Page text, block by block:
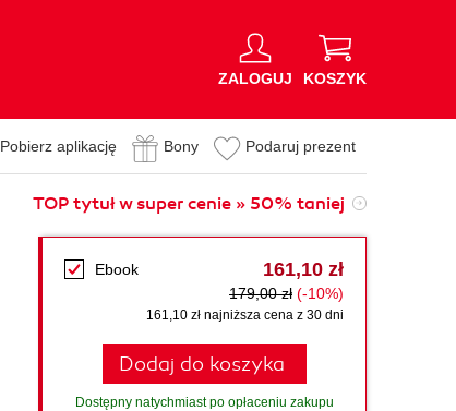
ZALOGUJ KOSZYK
Pobierz aplikację Bony Podaruj prezent
TOP tytuł w super cenie » 50% taniej
Ebook 161,10 zł
179,00 zł (-10%)
161,10 zł najniższa cena z 30 dni
Dodaj do koszyka
Dostępny natychmiast po opłaceniu zakupu